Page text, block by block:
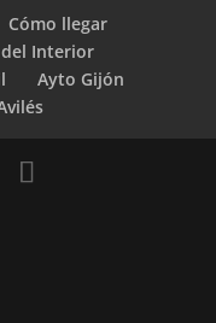
Cómo llegar
Interior
Ayto Gijón